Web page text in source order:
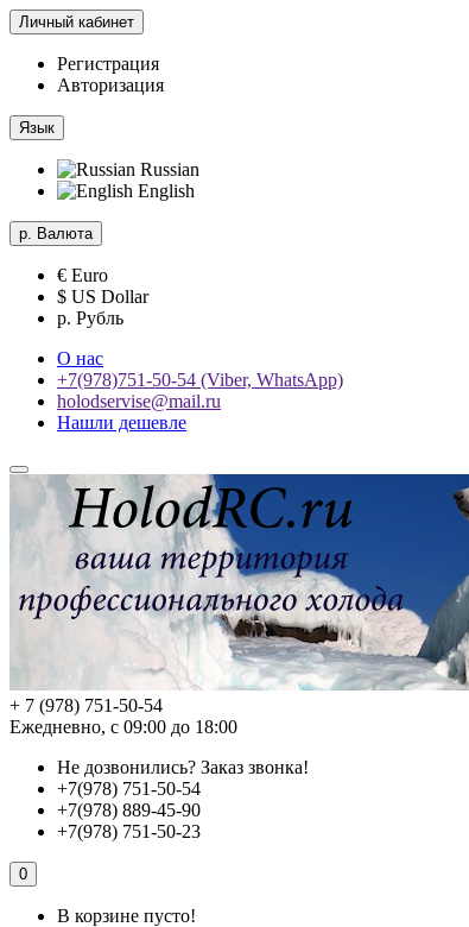
Личный кабинет
Регистрация
Авторизация
Язык
Russian
English
р. Валюта
€ Euro
$ US Dollar
р. Рубль
О нас
+7(978)751-50-54 (Viber, WhatsApp)
holodservise@mail.ru
Нашли дешевле
+ 7 (978) 751-50-54
Ежедневно, с 09:00 до 18:00
Не дозвонились? Заказ звонка!
+7(978) 751-50-54
+7(978) 889-45-90
+7(978) 751-50-23
0
В корзине пусто!